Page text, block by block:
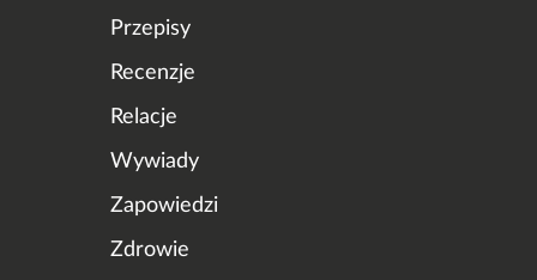
Przepisy
Recenzje
Relacje
Wywiady
Zapowiedzi
Zdrowie